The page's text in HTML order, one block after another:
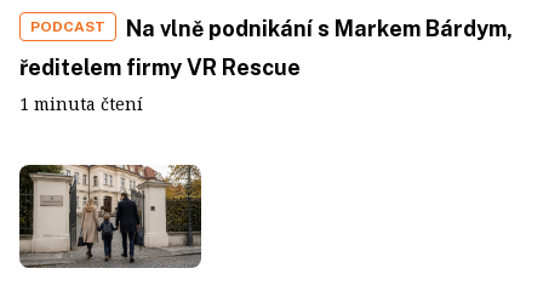
PODCAST
Na vlně podnikání s Markem Bárdym,
ředitelem firmy VR Rescue
1 minuta čtení